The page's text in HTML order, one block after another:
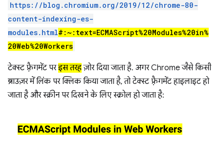
https://blog.chromium.org/2019/12/chrome-80-
content-indexing-es-
modules.html#:~:text=ECMAScript%20Modules%20in%
20Web%20Workers
टेक्स्ट फ़्रैगमेंट परइस तरहज़ोर दिया जाता है. अगर Chrome जैसे किसी
ब्राउज़र में लिंक पर क्लिक किया जाता है, तो टेक्स्ट फ़्रैगमेंट हाइलाइट हो
जाता है और स्क्रीन पर दिखने के लिए स्क्रोल हो जाता है: